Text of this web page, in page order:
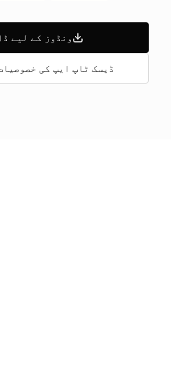
ونڈوز کے لیے
ڈیسک ٹاپ ایپ کی